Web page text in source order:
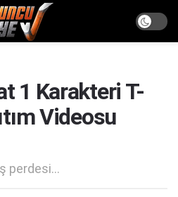
1 Karakteri T-
Videosu
perdesi...